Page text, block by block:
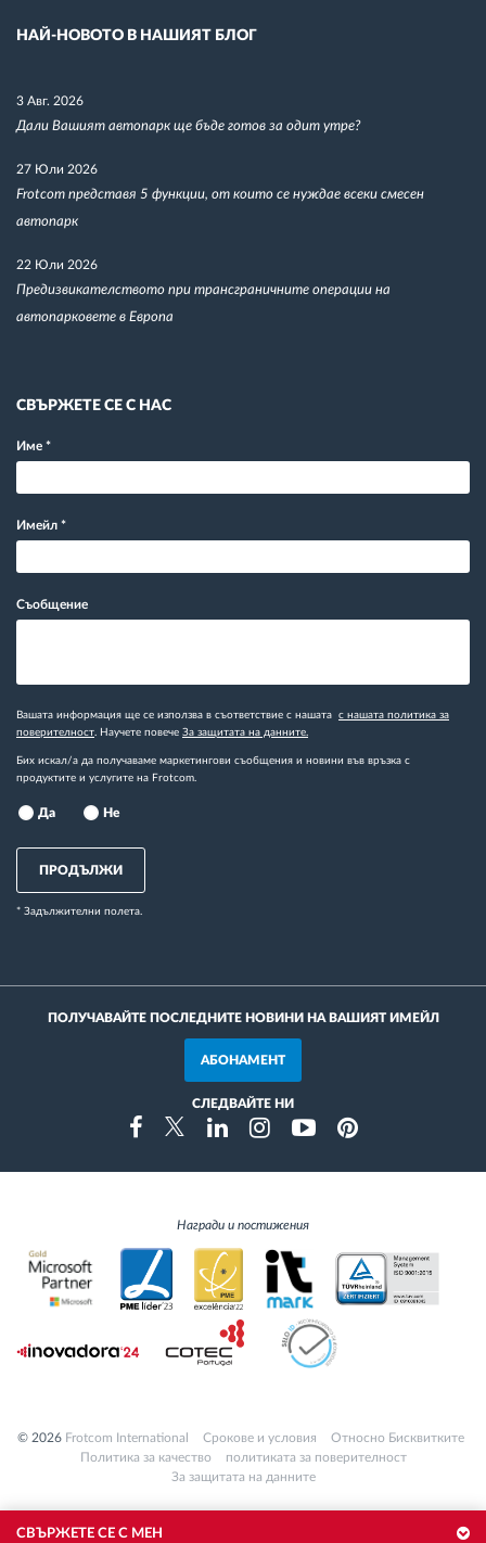
СВЪРЖЕТЕ СЕ С МЕН
НАЙ-НОВОТО В НАШИЯТ БЛОГ
3 Авг. 2026
Дали Вашият автопарк ще бъде готов за одит утре?
27 Юли 2026
Frotcom представя 5 функции, от които се нуждае всеки смесен
автопарк
22 Юли 2026
Предизвикателството при трансграничните операции на
автопарковете в Европа
СВЪРЖЕТЕ СЕ С НАС
Име *
Имейл *
Съобщение
Вашата информация ще се използва в съответствие с нашата с нашата политика за
поверителност. Научете повече За защитата на данните.
Бих искал/а да получаваме маркетингови съобщения и новини във връзка с
продуктите и услугите на Frotcom.
Да Не
ПРОДЪЛЖИ
* Задължителни полета.
ПОЛУЧАВАЙТЕ ПОСЛЕДНИТЕ НОВИНИ НА ВАШИЯТ ИМЕЙЛ
АБОНАМЕНТ
СЛЕДВАЙТЕ НИ
FacebookTwitterLinkedinInstragramYoutubePinterest
Награди и постижения
© 2026 Frotcom International Cрокове и условия
Относно Бисквитките
Политика за качество
политиката за поверителност
За защитата на данните